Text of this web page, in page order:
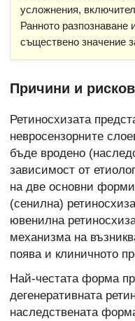
усложнения,
Ранното разпознаване
съществено значение
Причини и
Ретиносхизата
невросензорните
бъде вродено
зависимост от
на две основни
(сенилна)
ювенилна
механизма на
поява и клиничното
Най-честата форма
дегенеративната
наследствената